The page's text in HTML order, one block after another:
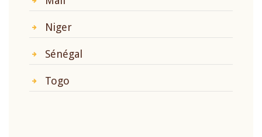
Niger
Sénégal
Togo